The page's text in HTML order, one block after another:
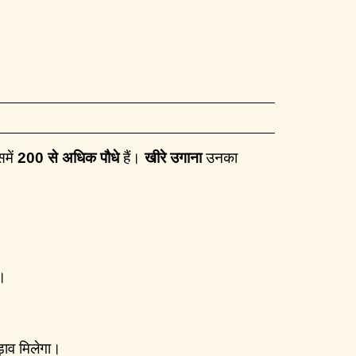
200 से अधिक पौधेहैं।खीरे उगानाउनका
मिलेगा।